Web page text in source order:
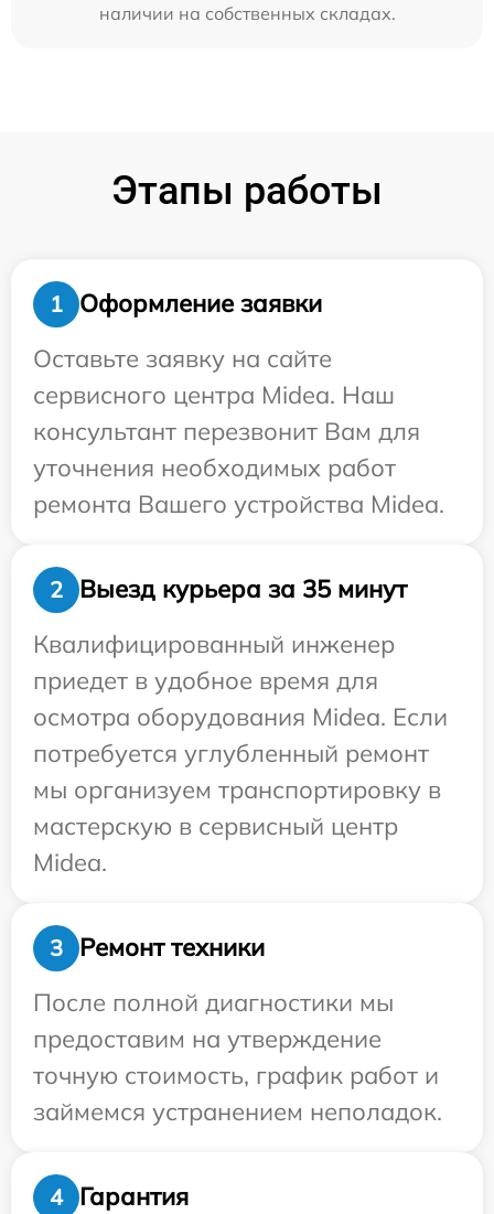
наличии на собственных складах.
Этапы работы
1
Оформление заявки
Оставьте заявку на сайте
сервисного центра Midea. Наш
консультант перезвонит Вам для
уточнения необходимых работ
ремонта Вашего устройства Midea.
2
Выезд курьера за 35 минут
Квалифицированный инженер
приедет в удобное время для
осмотра оборудования Midea. Если
потребуется углубленный ремонт
мы организуем транспортировку в
мастерскую в сервисный центр
Midea.
3
Ремонт техники
После полной диагностики мы
предоставим на утверждение
точную стоимость, график работ и
займемся устранением неполадок.
4 Гарантия